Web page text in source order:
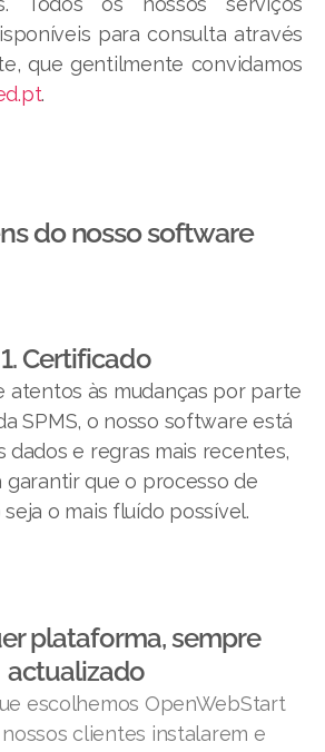
para consulta através
que gentilmente convidamos
.
do nosso software​
1. Certificado
atentos às mudanças por parte
SPMS, o nosso software está
dados e regras mais recentes,
garantir que o processo de
o mais fluído possível.
plataforma, sempre
actualizado
escolhemos OpenWebStart
clientes instalarem e